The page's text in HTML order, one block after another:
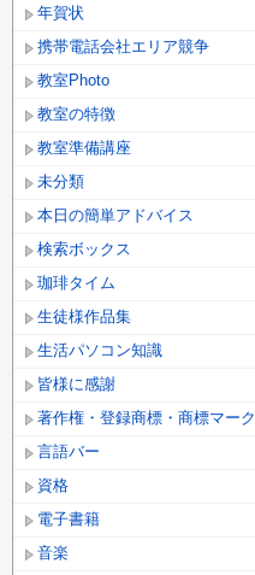
年賀状
携帯電話会社エリア競争
教室Photo
教室の特徴
教室準備講座
未分類
本日の簡単アドバイス
検索ボックス
珈琲タイム
生徒様作品集
生活パソコン知識
皆様に感謝
著作権・登録商標・商標マーク
言語バー
資格
電子書籍
音楽